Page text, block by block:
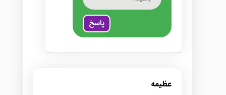
پاسخ
عظیمه